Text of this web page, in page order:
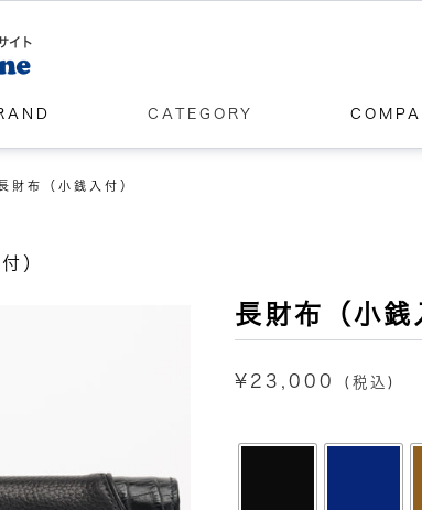
イト
CATEGORY
財布（小銭入付）
）
長財布（小銭
¥ 23,000 (税込)